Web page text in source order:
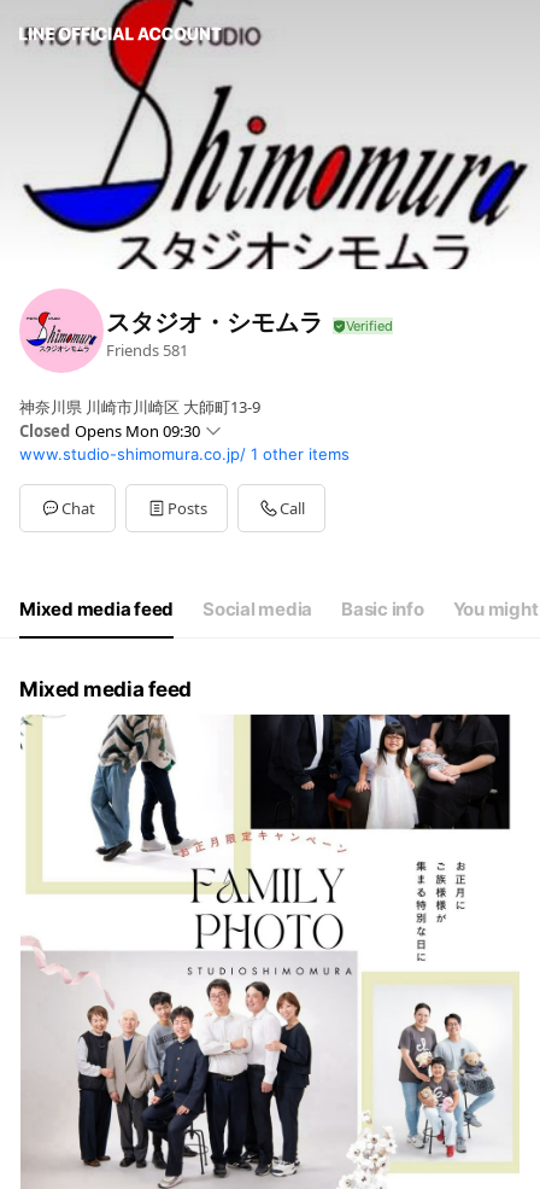
スタジオ・シモムラ
Friends 581
神奈川県 川崎市川崎区 大師町13-9
Closed Opens Mon 09:30
Sun09:00 - 18:00
Mon09:30 - 17:30
Tue09:30 - 17:30
Wed09:30 - 17:30
Sat
09:00 - 18:00
毎月第1第3水曜日は定休日となります（繁忙月は除く）
www.studio-shimomura.co.jp/ 1 other items
Chat Posts Call
Mixed media feed Social media Basic info You
Mixed media feed